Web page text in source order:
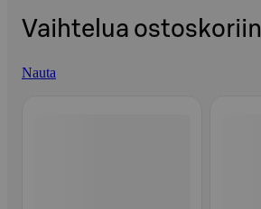
Vaihtelua ostoskoriin
Nauta